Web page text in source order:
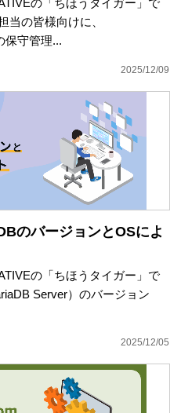
の「ちほうタイガー」で
当の皆様向けに、
保守管理...
2025/12/09
のバージョンとOSによ
の「ちほうタイガー」で
Server）のバージョン
2025/12/05